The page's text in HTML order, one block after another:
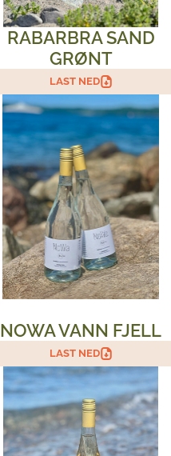
RABARBRA SAND
GRØNT
LAST NED
NOWA VANN FJELL
LAST NED